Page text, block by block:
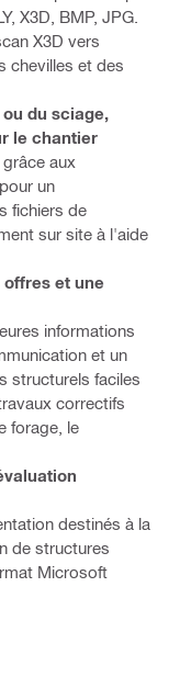
X3D, BMP, JPG.
X3D vers
chevilles et des
du sciage,
le chantier
aux
un
fichiers de
sur site à l'aide
et une
informations
et un
structurels faciles
correctifs
forage, le
destinés à la
de structures
Microsoft